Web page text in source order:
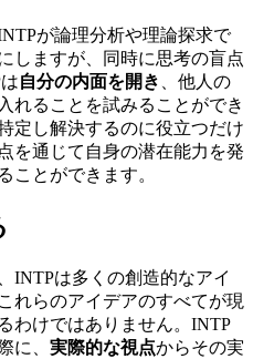
が論理分析や理論探求で
しますが、同時に思考の盲点
自分の内面を開き
、他人の
れることを試みることができ
定し解決するのに役立つだけ
を通じて自身の潜在能力を発
ことができます。
INTPは多くの創造的なアイ
れらのアイデアのすべてが現
わけではありません。INTP
に、 実際的な視点からその実